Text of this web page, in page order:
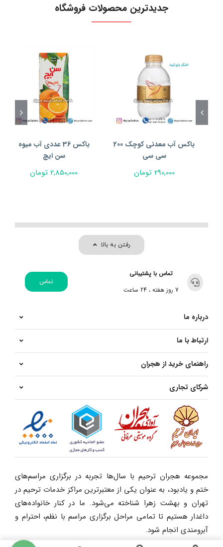
جدیدترین محصولات فروشگاه
باکس آب معدنی کوچک 200
سی سی
290,000 تومان
باکس 36 عددی آب میوه
سن ایچ
2,850,000 تومان
رفتن به بالا
تماس با پشتیبانی
7 روز هفته ، 24 ساعت
تماس
درباره ما
ارتباط با ما
راهنمای خرید از هجران
شرکای تجاری
مجموعه هجران ترحیم با سال‌ها تجربه در برگزاری مراسم‌های
ختم و یادبود، به عنوان یکی از معتبرترین مراکز خدمات ترحیم در
تهران و بهشت زهرا شناخته می‌شود. ما در کنار خانواده‌های
داغدار هستیم تا تمامی مراحل برگزاری مراسم با نظم، احترام و
آبرومندی انجام شود.